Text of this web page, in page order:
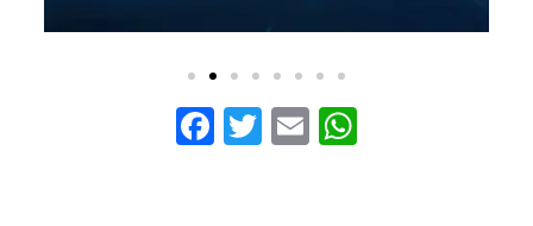
Facebook
Twitter
Email